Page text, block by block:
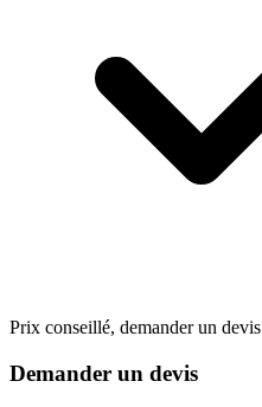
Prix conseillé, demander un devis
Demander un devis